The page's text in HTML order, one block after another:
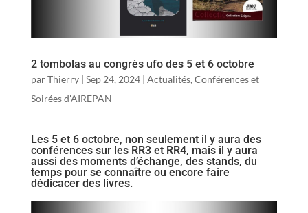
2 tombolas au congrès ufo des 5 et 6 octobre
parThierry| Sep 24, 2024| Actualités, Conférences et
Soirées d'AIREPAN
Les 5 et 6 octobre, non seulement il y aura des
conférences sur les RR3 et RR4, mais il y aura
aussi des moments d’échange, des stands, du
temps pour se connaître ou encore faire
dédicacer des livres.